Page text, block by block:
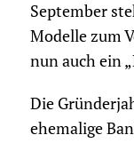
September
Modelle zum
nun auch ein
Die
ehemalige